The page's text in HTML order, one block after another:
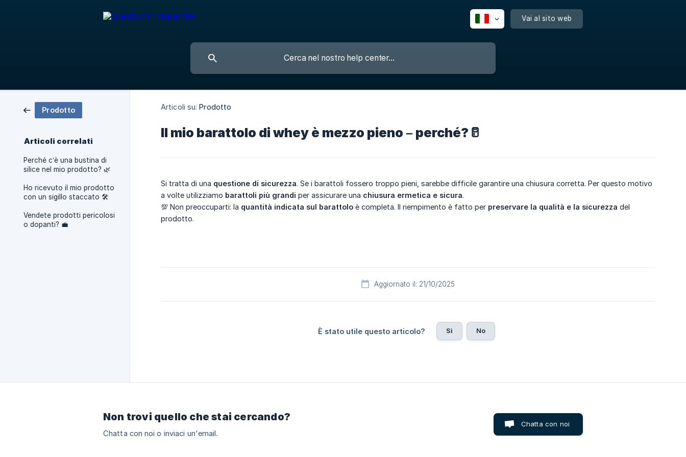
Vai al sito web
Prodotto
Articoli correlati
Perché c’è una bustina di
silice nel mio prodotto? 🌿
Ho ricevuto il mio prodotto
con un sigillo staccato 🛠️
Vendete prodotti pericolosi
o dopanti? 💼
Articoli su: Prodotto
Il mio barattolo di whey è mezzo pieno – perché?🥛
Si tratta di una questione di sicurezza. Se i barattoli fossero troppo pieni, sarebbe difficile garantire una chiusura corretta. Per questo motivo
a volte utilizziamo barattoli più grandi per assicurare una chiusura ermetica e sicura.
💯 Non preoccuparti: la quantità indicata sul barattolo è completa. Il riempimento è fatto per preservare la qualità e la sicurezza del
prodotto.
Aggiornato il: 21/10/2025
È stato utile questo articolo? Sì No
Non trovi quello che stai cercando?
Chatta con noi o inviaci un'email.
Chatta con noi